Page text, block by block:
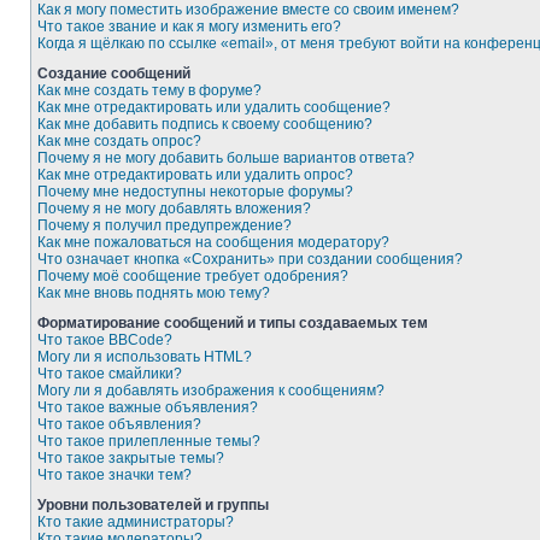
Как я могу поместить изображение вместе со своим именем?
Что такое звание и как я могу изменить его?
Когда я щёлкаю по ссылке «email», от меня требуют войти на
Создание сообщений
Как мне создать тему в форуме?
Как мне отредактировать или удалить сообщение?
Как мне добавить подпись к своему сообщению?
Как мне создать опрос?
Почему я не могу добавить больше вариантов ответа?
Как мне отредактировать или удалить опрос?
Почему мне недоступны некоторые форумы?
Почему я не могу добавлять вложения?
Почему я получил предупреждение?
Как мне пожаловаться на сообщения модератору?
Что означает кнопка «Сохранить» при создании сообщения?
Почему моё сообщение требует одобрения?
Как мне вновь поднять мою тему?
Форматирование сообщений и типы создаваемых тем
Что такое BBCode?
Могу ли я использовать HTML?
Что такое смайлики?
Могу ли я добавлять изображения к сообщениям?
Что такое важные объявления?
Что такое объявления?
Что такое прилепленные темы?
Что такое закрытые темы?
Что такое значки тем?
Уровни пользователей и группы
Кто такие администраторы?